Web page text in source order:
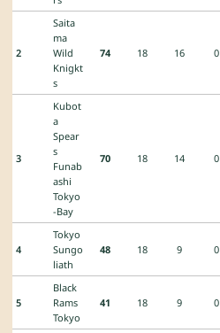
2
Saita
ma
Wild
Knigkt
s
74 18 16 0
3
Kubot
a
Spear
s
Funab
ashi
Tokyo
-Bay
70 18 14 0
4
Tokyo
Sungo
liath
48 18 9 0
5
Black
Rams
Tokyo
41 18 9 0